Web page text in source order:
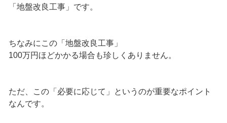
「地盤改良工事」です。
ちなみにこの「地盤改良工事」
100万円ほどかかる場合も珍しくありません。
ただ、この「必要に応じて」というのが重要なポイント
なんです。